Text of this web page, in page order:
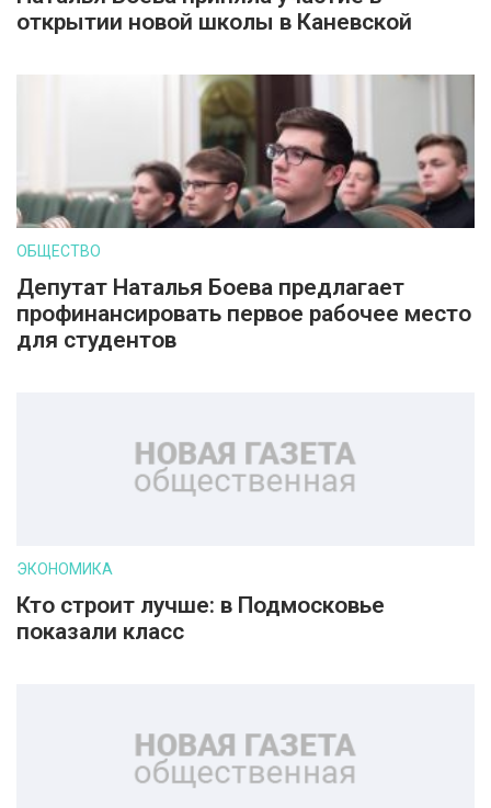
открытии новой школы в Каневской
ОБЩЕСТВО
Депутат Наталья Боева предлагает
профинансировать первое рабочее место
для студентов
ЭКОНОМИКА
Кто строит лучше: в Подмосковье
показали класс